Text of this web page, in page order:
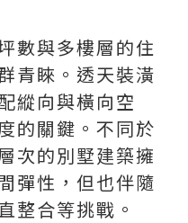
數與多樓層的住
青睞。透天裝潢
縱向與橫向空
的關鍵。不同於
次的別墅建築擁
彈性，但也伴隨
整合等挑戰。